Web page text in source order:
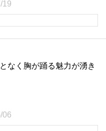
19
なく胸が踊る魅力が湧き
06